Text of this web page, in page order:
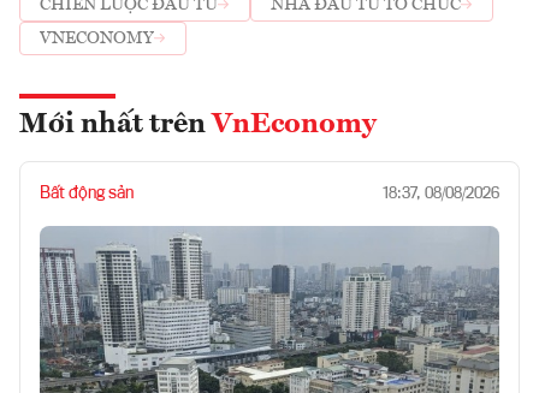
CHIẾN LƯỢC ĐẦU TƯ
NHÀ ĐẦU TƯ TỔ CHỨC
VNECONOMY
Mới nhất trên VnEconomy
Bất động sản 18:37, 08/08/2026